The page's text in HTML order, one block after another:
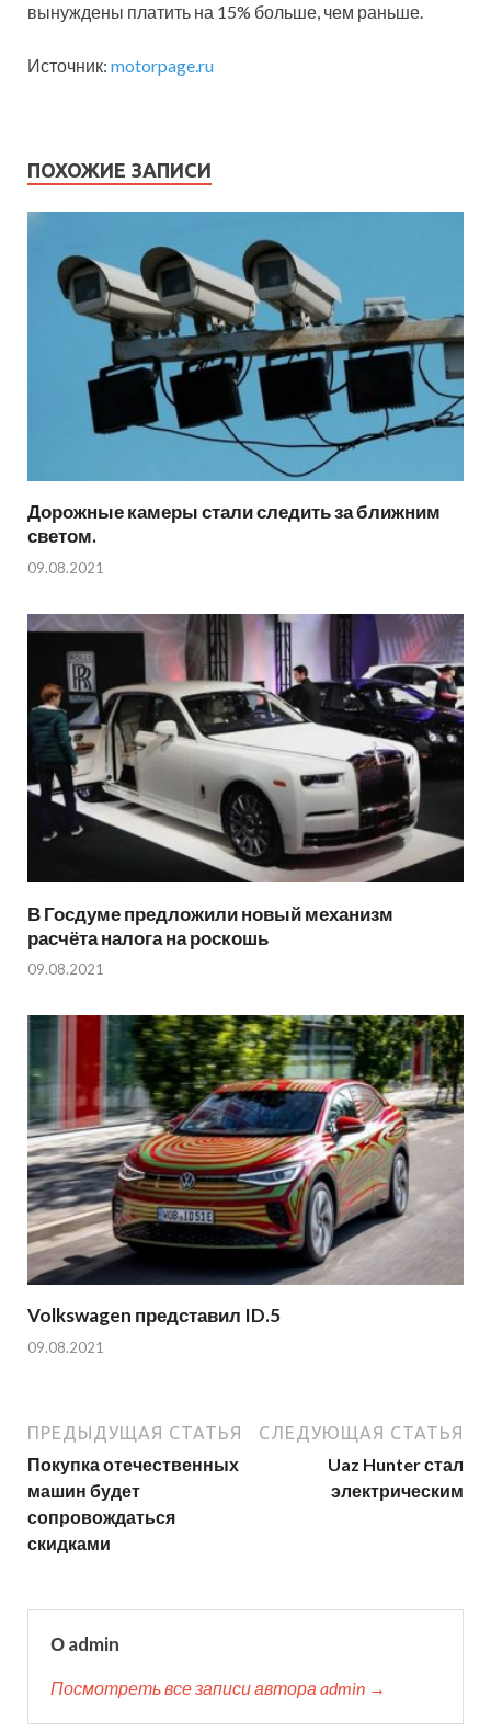
вынуждены платить на 15% больше, чем раньше.
Источник: motorpage.ru
ПОХОЖИЕ ЗАПИСИ
Дорожные камеры стали следить за ближним
светом.
09.08.2021
В Госдуме предложили новый механизм
расчёта налога на роскошь
09.08.2021
Volkswagen представил ID.5
09.08.2021
ПРЕДЫДУЩАЯ СТАТЬЯ
Покупка отечественных
машин будет
сопровождаться
скидками
СЛЕДУЮЩАЯ СТАТЬЯ
Uaz Hunter стал
электрическим
О admin
Посмотреть все записи автора admin →